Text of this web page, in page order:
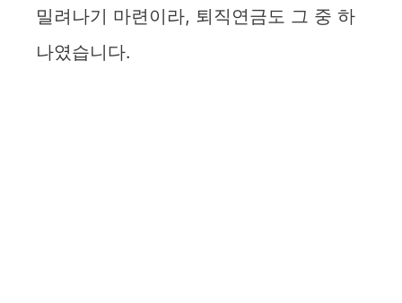
밀려나기 마련이라, 퇴직연금도 그 중 하
나였습니다.